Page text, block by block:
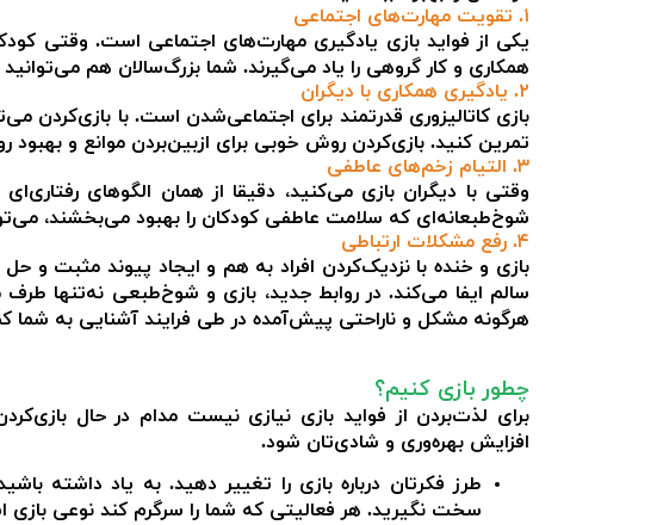
۱. تقویت مهارت‌های اجتماعی
یکی از فواید بازی یادگیری مهارت‌های اجتماعی است. وقتی
همکاری و کار گروهی را یاد می‌گیرند. شما بزرگ‌سالان هم
۲. یادگیری همکاری با دیگران
بازی کاتالیزوری قدرتمند برای اجتماعی‌شدن است. با بازی‌کردن
تمرین کنید. بازی‌کردن روش خوبی برای ازبین‌بردن موانع و بهبود
۳. التیام زخم‌های عاطفی
وقتی با دیگران بازی می‌کنید، دقیقا از همان الگوهای
شوخ‌طبعانه‌ای که سلامت عاطفی کودکان را بهبود می‌بخشند،
۴. رفع مشکلات ارتباطی
بازی و خنده با نزدیک‌کردن افراد به هم و ایجاد پیوند مثبت و
سالم ایفا می‌کند. در روابط جدید، بازی و شوخ‌طبعی نه‌تنها طرف
هرگونه مشکل و ناراحتی پیش‌آمده در طی فرایند آشنایی به شما
چطور بازی کنیم؟
برای لذت‌بردن از فواید بازی نیازی نیست مدام در حال
افزایش بهره‌وری و شادی‌تان شود.
طرز فکرتان درباره بازی را تغییر دهید. به یاد داشته
سخت نگیرید. هر فعالیتی که شما را سرگرم کند نوعی